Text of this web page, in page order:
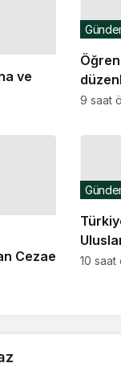
ve
BM
Resmi
9 saat
Cezaevi’ndeBilim
10 saat